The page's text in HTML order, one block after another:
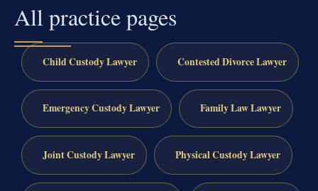
All practice pages
Child Custody Lawyer Contested Divorce Lawyer
Emergency Custody Lawyer Family Law Lawyer
Joint Custody Lawyer Physical Custody Lawyer